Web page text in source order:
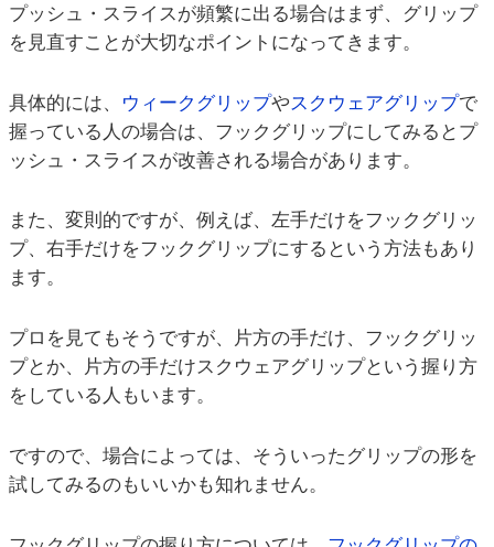
プッシュ・スライスが頻繁に出る場合はまず、グリップ
を見直すことが大切なポイントになってきます。
具体的には、 ウィークグリップやスクウェアグリップで
握っている人の場合は、フックグリップにしてみるとプ
ッシュ・スライスが改善される場合があります。
また、変則的ですが、例えば、左手だけをフックグリッ
プ、右手だけをフックグリップにするという方法もあり
ます。
プロを見てもそうですが、片方の手だけ、フックグリッ
プとか、片方の手だけスクウェアグリップという握り方
をしている人もいます。
ですので、場合によっては、そういったグリップの形を
試してみるのもいいかも知れません。